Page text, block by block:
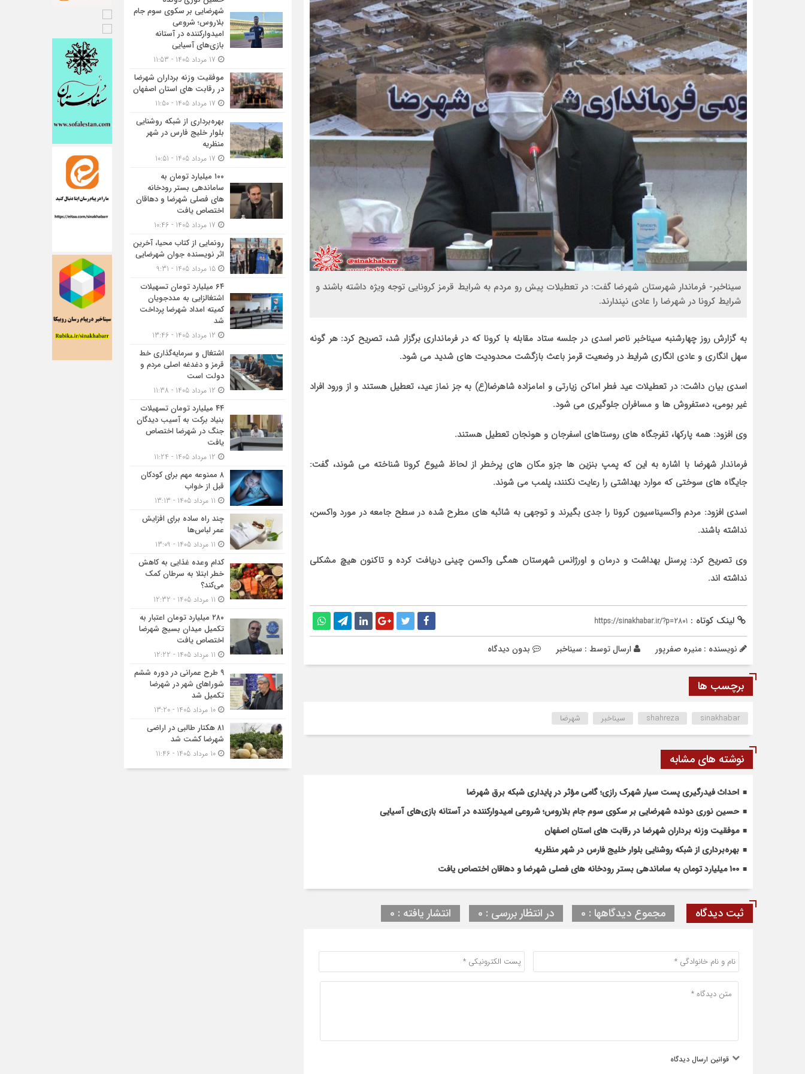
سیناخبر- فرماندار شهرستان شهرضا گفت: در تعطیلات پیش رو مردم به شرایط قرمز کرونایی توجه ویژه داشته باشند و
شرایط کرونا در شهرضا را عادی نپندارند.
به گزارش روز چهارشنبه سیناخبر ناصر اسدی در جلسه ستاد مقابله با کرونا که در فرمانداری برگزار شد، تصریح کرد: هر گونه
سهل انگاری و عادی انگاری شرایط در وضعیت قرمز باعث بازگشت محدودیت های شدید می شود.
اسدی بیان داشت: در تعطیلات عید فطر اماکن زیارتی و امامزاده شاهرضا(ع) به جز نماز عید، تعطیل هستند و از ورود افراد
غیر بومی، دستفروش ها و مسافران جلوگیری می شود.
وی افزود: همه پارکها، تفرجگاه های روستاهای اسفرجان و هونجان تعطیل هستند.
فرماندار شهرضا با اشاره به این که پمپ بنزین ها جزو مکان های پرخطر از لحاظ شیوع کرونا شناخته می شوند، گفت:
جایگاه های سوختی که موارد بهداشتی را رعایت نکنند، پلمب می شوند.
اسدی افزود: مردم واکسیناسیون کرونا را جدی بگیرند و توجهی به شائبه های مطرح شده در سطح جامعه در مورد واکسن،
نداشته باشند.
وی تصریح کرد: پرسنل بهداشت و درمان و اورژانس شهرستان همگی واکسن چینی دریافت کرده و تاکنون هیچ مشکلی
نداشته اند.
لینک کوتاه : https://sinakhabar.ir/?p=2801
نویسنده : منیره صفرپور ارسال توسط : سیناخبر بدون دیدگاه
برچسب ها
shahreza sinakhabar سیناخبر شهرضا
نوشته های مشابه
احداث فیدرگیری پست سیار شهرک رازی؛ گامی مؤثر در پایداری شبکه برق شهرضا
حسین نوری دونده شهرضایی بر سکوی سوم جام بلاروس؛ شروعی امیدوارکننده در آستانه بازی‌های آسیایی
موفقیت وزنه برداران شهرضا در رقابت های استان اصفهان
بهره‌برداری از شبکه روشنایی بلوار خلیج فارس در شهر منظریه
۱۰۰ میلیارد تومان به ساماندهی بستر رودخانه های فصلی شهرضا و دهاقان اختصاص یافت
ثبت دیدگاه مجموع دیدگاهها : 0 در انتظار بررسی : 0 انتشار یافته : 0
قوانین ارسال دیدگاه
شهرضایی بر سکوی سوم جام
بلاروس؛ شروعی
امیدوارکننده در آستانه
بازی‌های آسیایی
موفقیت وزنه برداران شهرضا
در رقابت های استان اصفهان
بهره‌برداری از شبکه روشنایی
بلوار خلیج فارس در شهر
منظریه
۱۰۰ میلیارد تومان به
ساماندهی بستر رودخانه
های فصلی شهرضا و دهاقان
اختصاص یافت
رونمایی از کتاب محیا، آخرین
اثر نویسنده جوان شهرضایی
۶۴ میلیارد تومان تسهیلات
اشتغالزایی به مددجویان
کمیته امداد شهرضا پرداخت
شد
اشتغال و سرمایه‌گذاری خط
قرمز و دغدغه اصلی مردم و
دولت است
۴۴ میلیارد تومان تسهیلات
بنیاد برکت به آسیب دیدگان
جنگ در شهرضا اختصاص
یافت
۸ ممنوعه مهم برای کودکان
قبل از خواب
چند راه ساده برای افزایش
عمر لباس‌ها
کدام وعده غذایی به کاهش
خطر ابتلا به سرطان کمک
می‌کند؟
۲۸۰ میلیارد تومان اعتبار به
تکمیل میدان بسیج شهرضا
اختصاص یافت
۹ طرح عمرانی در دوره ششم
شوراهای شهر در شهرضا
تکمیل شد
۸۱ هکتار طالبی در اراضی
شهرضا کشت شد